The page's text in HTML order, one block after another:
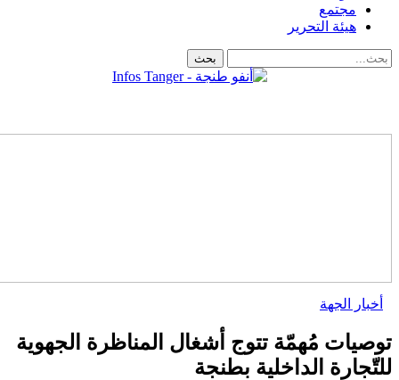
مجتمع
هيئة التحرير
أخبار الجهة
مُهمّة تتوج أشغال المناظرة الجهوية
الداخلية بطنجة